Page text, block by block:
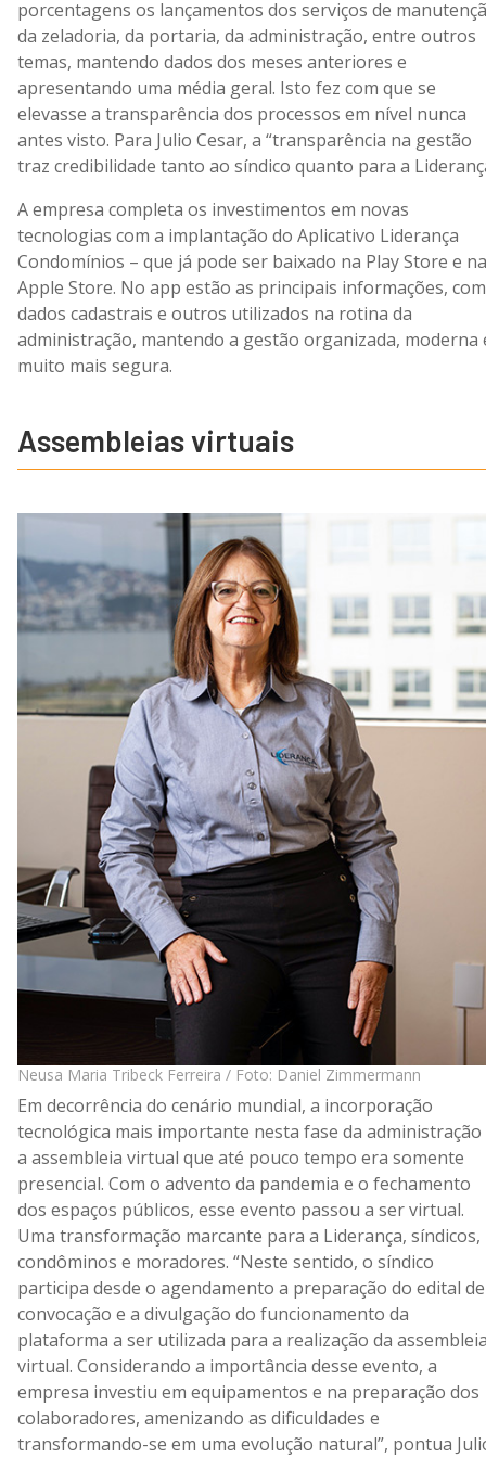
porcentagens os lançamentos dos serviços de
da zeladoria, da portaria, da administração, entre outros
temas, mantendo dados dos meses anteriores e
apresentando uma média geral. Isto fez com que se
elevasse a transparência dos processos em nível nunca
antes visto. Para Julio Cesar, a “transparência na gestão
traz credibilidade tanto ao síndico quanto para a
A empresa completa os investimentos em novas
tecnologias com a implantação do Aplicativo Liderança
Condomínios – que já pode ser baixado na Play Store e na
Apple Store. No app estão as principais informações,
dados cadastrais e outros utilizados na rotina da
administração, mantendo a gestão organizada, moderna
muito mais segura.
Assembleias virtuais
Neusa Maria Tribeck Ferreira / Foto: Daniel Zimmermann
Em decorrência do cenário mundial, a incorporação
tecnológica mais importante nesta fase da administração
a assembleia virtual que até pouco tempo era somente
presencial. Com o advento da pandemia e o fechamento
dos espaços públicos, esse evento passou a ser virtual.
Uma transformação marcante para a Liderança, síndicos,
condôminos e moradores. “Neste sentido, o síndico
participa desde o agendamento a preparação do edital de
convocação e a divulgação do funcionamento da
plataforma a ser utilizada para a realização da
virtual. Considerando a importância desse evento, a
empresa investiu em equipamentos e na preparação dos
colaboradores, amenizando as dificuldades e
transformando-se em uma evolução natural”, pontua